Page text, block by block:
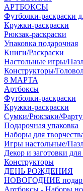
АРТБОКСЫ
Футболки-раскраски
Кружки-раскраски
Рюкзак-раскраски
Упаковка подарочная
Книги/Раскраски
Настольные игры/
Конструкторы/
8 МАРТА
Артбоксы
Футболки-раскраски
Кружки-раскраски
Сумки/Рюкзаки/
Подарочная упаковка
Наборы для
Игры настольные/
Декор и заготовки для
Конструкторы
ДЕНЬ РОЖДЕНИЯ
НОВОГОДНИЕ
Артбоксы - Наборы